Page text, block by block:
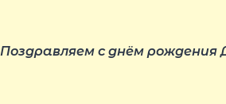
Поздравляем с днём рождения